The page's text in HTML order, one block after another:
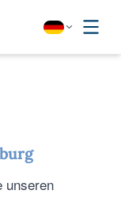
unseren